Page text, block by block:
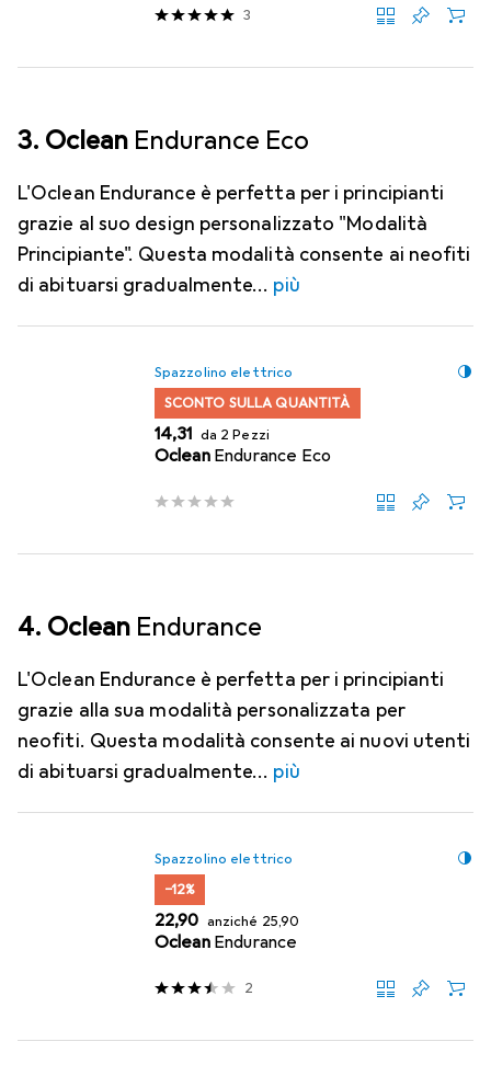
3
3. Oclean Endurance Eco
L'Oclean Endurance è perfetta per i principianti
grazie al suo design personalizzato "Modalità
Principiante". Questa modalità consente ai neofiti
di abituarsi gradualmente
più
Spazzolino elettrico
SCONTO SULLA QUANTITÀ
EUR
14,31 da 2 Pezzi
Oclean Endurance Eco
4. Oclean Endurance
L'Oclean Endurance è perfetta per i principianti
grazie alla sua modalità personalizzata per
neofiti. Questa modalità consente ai nuovi utenti
di abituarsi gradualmente
più
Spazzolino elettrico
−12%
EUR
22,90 anziché EUR
25,90
Oclean Endurance
2